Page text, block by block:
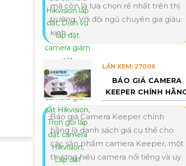
mà còn là lựa chọn rẻ nhất trên thị
trường. Với đội ngũ chuyên gia giàu
kinh...
LẦN XEM: 27006
BÁO GIÁ CAMERA
KEEPER CHÍNH
Báo giá Camera Keeper chính
hãng là danh sách giá cụ thể cho
các sản phẩm camera Keeper, một
thương hiệu camera nổi tiếng và uy